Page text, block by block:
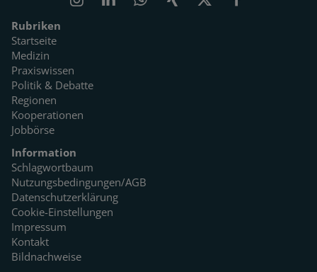
Rubriken
Startseite
Medizin
Praxiswissen
Politik & Debatte
Regionen
Kooperationen
Jobbörse
Information
Schlagwortbaum
Nutzungsbedingungen/AGB
Datenschutzerklärung
Cookie-Einstellungen
Impressum
Kontakt
Bildnachweise